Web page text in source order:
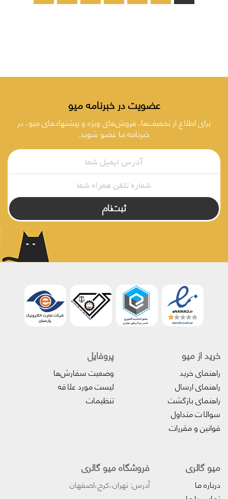
عضویت در خبرنامه میو
برای اطلاع از تخفیف‌ها، فروش‌های ویژه و پیشنهادهای میو، در
خبرنامه ما عضو شوید.
ثبت‌نام
خرید از میو
راهنمای خرید
راهنمای ارسال
راهنمای بازگشت
سوالات متداول
قوانین و مقررات
پروفایل‌
وضعیت سفارش‌ها
لیست مورد علاقه
تنظیمات
میو گالری
درباره ما
فروشگاه میو گالری
آدرس: تهران،کرج،اصفهان